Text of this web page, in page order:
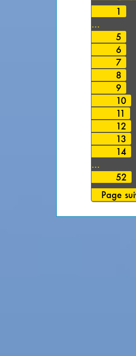
1
…
5
6
7
8
9
10
11
12
13
14
…
52
Page